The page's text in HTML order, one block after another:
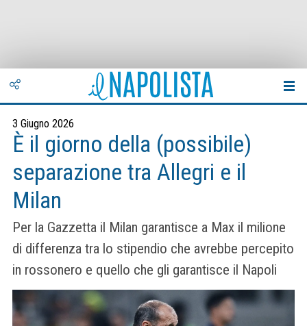
3 Giugno 2026
È il giorno della (possibile)
separazione tra Allegri e il
Milan
Per la Gazzetta il Milan garantisce a Max il milione
di differenza tra lo stipendio che avrebbe percepito
in rossonero e quello che gli garantisce il Napoli